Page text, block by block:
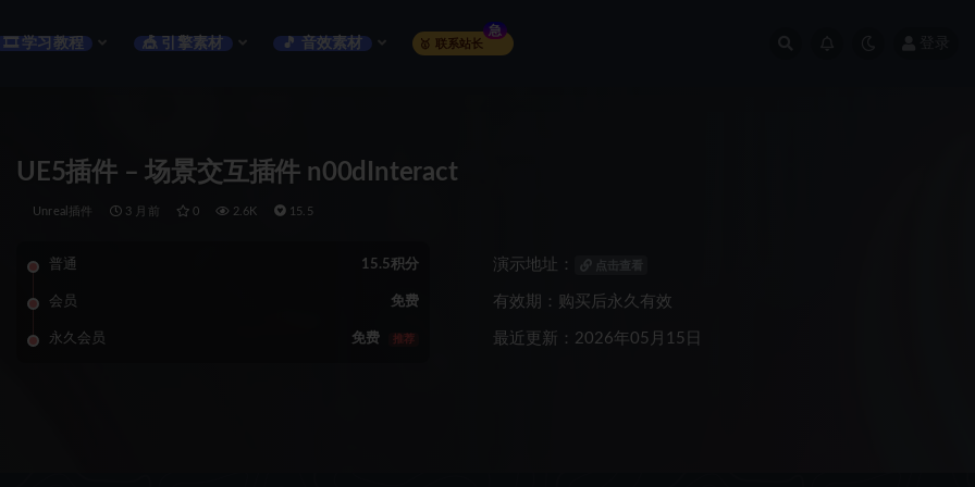
🎞️ 学习教程 🎪 引擎素材 🎵 音效素材 🥇 联系站长
急
UE5插件 – 场景交互插件 n00dInteract
Unreal插件 3 月前 0 2.6K 15.5
普通 15.5积分
会员 免费
永久会员 免费 推荐
演示地址： 点击查看
有效期：购买后永久有效
最近更新：2026年05月15日